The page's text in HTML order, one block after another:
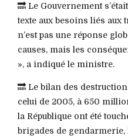
🔜 Le Gouvernement
texte aux besoins liés aux
n’est pas une réponse
causes, mais les
», a indiqué le ministre.
🔜 Le bilan des
celui de 2005, à 650
la République ont été
brigades de gendarmerie,